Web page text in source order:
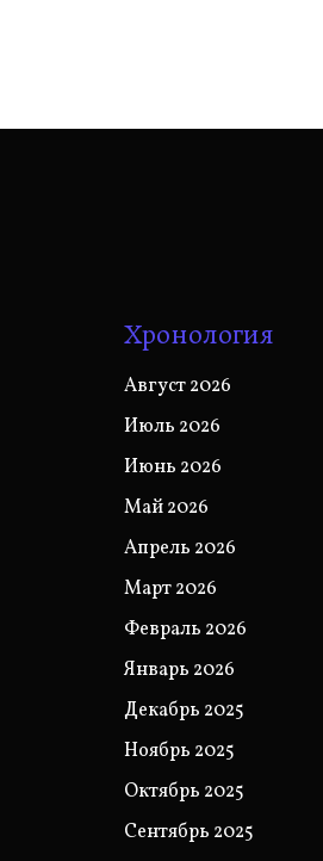
Хронология
Август 2026
Июль 2026
Июнь 2026
Май 2026
Апрель 2026
Март 2026
Февраль 2026
Январь 2026
Декабрь 2025
Ноябрь 2025
Октябрь 2025
Сентябрь 2025